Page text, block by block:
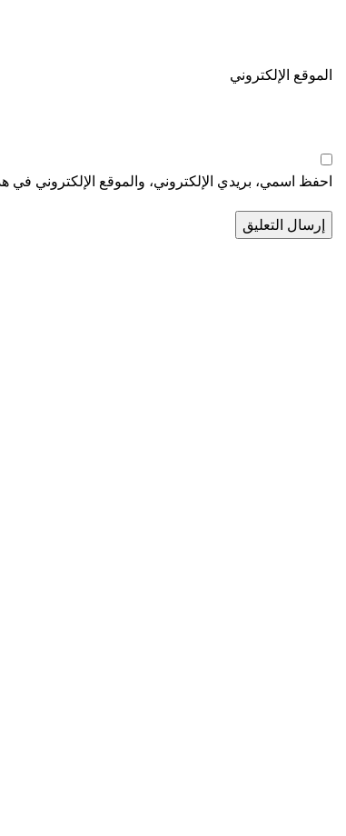
الموقع الإلكتروني
احفظ اسمي، بريدي الإلكتروني، والموقع الإلكتروني في